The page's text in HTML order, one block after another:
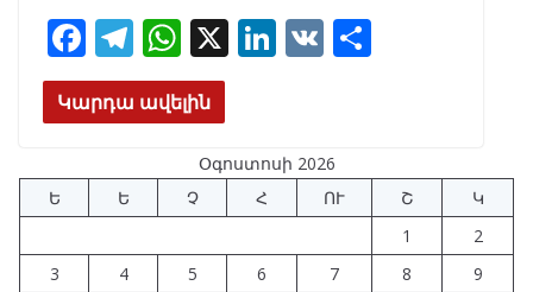
F
ac
e
o
o
k
T
el
e
a
m
W
h
at
A
p
p
X Li
e
dI
n
V
Կարդա ավելին
Օգոստոսի 2026
Ե
Ե Չ Հ ՈՒ Շ
Կ
1
2
3
4 5 6 7 8
9